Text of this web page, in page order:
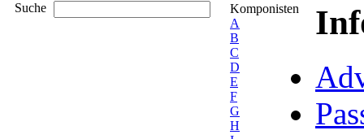
Suche
Komponisten
A
B
C
D
E
F
G
H